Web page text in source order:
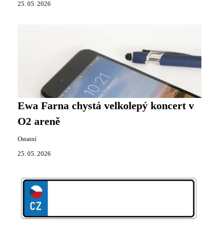
25. 05. 2026
Ewa Farna chystá velkolepý koncert v
O2 areně
Ostatní
25. 05. 2026